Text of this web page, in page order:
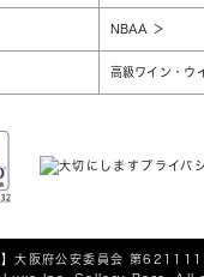
NBAA
高級ワイン・ウ
】大阪府公安委員会 第